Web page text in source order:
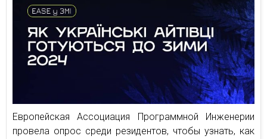
Европейская Ассоциация Программной Инженерии
провела опрос среди резидентов, чтобы узнать, как